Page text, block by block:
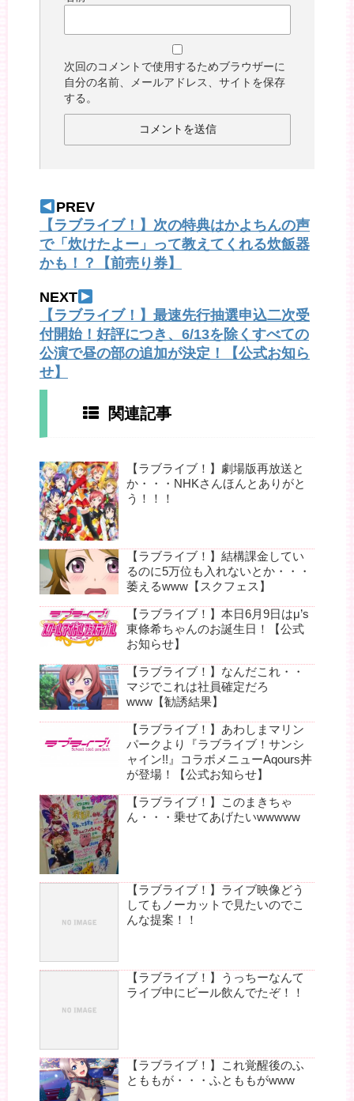
次回のコメントで使用するためブラウザーに
自分の名前、メールアドレス、サイトを保存
する。
PREV
【ラブライブ！】次の特典はかよちんの声
で「炊けたよー」って教えてくれる炊飯器
かも！？【前売り券】
NEXT
【ラブライブ！】最速先行抽選申込二次受
付開始！好評につき、6/13を除くすべての
公演で昼の部の追加が決定！【公式お知ら
せ】
関連記事
【ラブライブ！】劇場版再放送と
か・・・NHKさんほんとありがと
う！！！
【ラブライブ！】結構課金してい
るのに5万位も入れないとか・・・
萎えるwww【スクフェス】
【ラブライブ！】本日6月9日はμ’s
東條希ちゃんのお誕生日！【公式
お知らせ】
【ラブライブ！】なんだこれ・・
マジでこれは社員確定だろ
www【勧誘結果】
【ラブライブ！】あわしまマリン
パークより『ラブライブ！サンシ
ャイン!!』コラボメニューAqours丼
が登場！【公式お知らせ】
【ラブライブ！】このまきちゃ
ん・・・乗せてあげたいwwwww
【ラブライブ！】ライブ映像どう
してもノーカットで見たいのでこ
んな提案！！
【ラブライブ！】うっちーなんて
ライブ中にビール飲んでたぞ！！
【ラブライブ！】これ覚醒後のふ
とももが・・・ふとももがwww